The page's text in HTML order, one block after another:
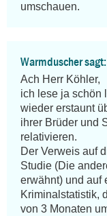
umschauen.
Warmduscher sagt:
Ach Herr Köhler,
ich lese ja schön
wieder erstaunt
ihrer Brüder und
relativieren.
Der Verweis auf
Studie (Die
erwähnt) und auf
Kriminalstatistik,
von 3 Monaten